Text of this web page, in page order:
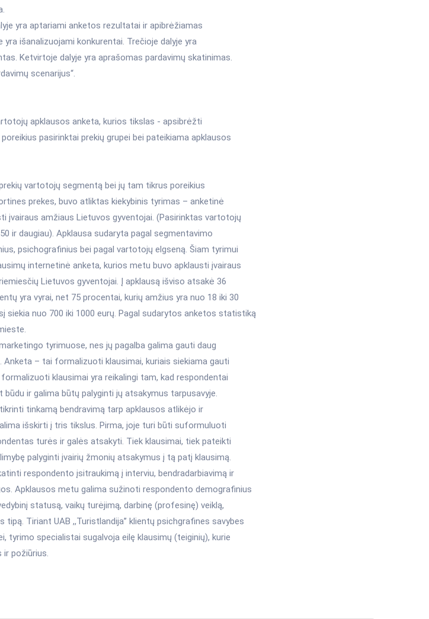
yra aptariami anketos rezultatai ir apibrėžiamas
išanalizuojami konkurentai. Trečioje dalyje yra
Ketvirtoje dalyje yra aprašomas pardavimų skatinimas.
scenarijus“.
apklausos anketa, kurios tikslas - apsibrėžti
pasirinktai prekių grupei bei pateikiama apklausos
vartotojų segmentą bei jų tam tikrus poreikius
prekes, buvo atliktas kiekybinis tyrimas – anketinė
įvairaus amžiaus Lietuvos gyventojai. (Pasirinktas vartotojų
ir daugiau). Apklausa sudaryta pagal segmentavimo
psichografinius bei pagal vartotojų elgseną. Šiam tyrimui
internetinė anketa, kurios metu buvo apklausti įvairaus
Lietuvos gyventojai. Į apklausą išviso atsakė 36
yra vyrai, net 75 procentai, kurių amžius yra nuo 18 iki 30
siekia nuo 700 iki 1000 eurų. Pagal sudarytos anketos statistiką
tyrimuose, nes jų pagalba galima gauti daug
– tai formalizuoti klausimai, kuriais siekiama gauti
klausimai yra reikalingi tam, kad respondentai
ir galima būtų palyginti jų atsakymus tarpusavyje.
tinkamą bendravimą tarp apklausos atlikėjo ir
išskirti į tris tikslus. Pirma, joje turi būti suformuluoti
turės ir galės atsakyti. Tiek klausimai, tiek pateikti
palyginti įvairių žmonių atsakymus į tą patį klausimą.
respondento įsitraukimą į interviu, bendradarbiavimą ir
Apklausos metu galima sužinoti respondento demografinius
statusą, vaikų turėjimą, darbinę (profesinę) veiklą,
Tiriant UAB ,,Turistlandija’’ klientų psichgrafines savybes
tyrimo specialistai sugalvoja eilę klausimų (teiginių), kurie
ir požiūrius.